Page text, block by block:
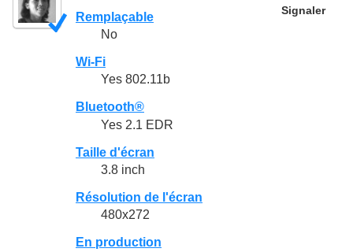
Signaler
Remplaçable
No
Wi-Fi
Yes 802.11b
Bluetooth®
Yes 2.1 EDR
Taille d'écran
3.8 inch
Résolution de l'écran
480x272
En production